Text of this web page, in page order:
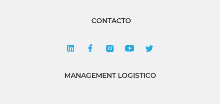
CONTACTO
MANAGEMENT LOGISTICO